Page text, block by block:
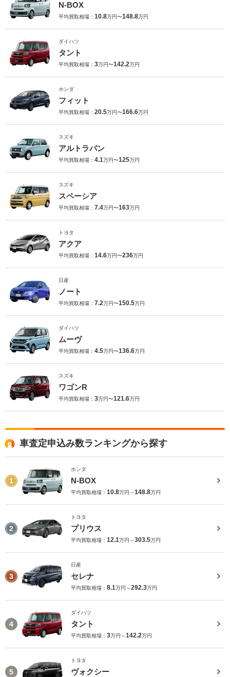
N-BOX
平均買取相場： 10.8万円〜148.8万円
ダイハツ
タント
平均買取相場： 3万円〜142.2万円
ホンダ
フィット
平均買取相場： 20.5万円〜166.6万円
スズキ
アルトラパン
平均買取相場： 4.1万円〜125万円
スズキ
スペーシア
平均買取相場： 7.4万円〜163万円
トヨタ
アクア
平均買取相場： 14.6万円〜236万円
日産
ノート
平均買取相場： 7.2万円〜150.5万円
ダイハツ
ムーヴ
平均買取相場： 4.5万円〜136.6万円
スズキ
ワゴンR
平均買取相場： 3万円〜121.6万円
車査定申込み数ランキングから探す
1
ホンダ
N-BOX
平均買取相場： 10.8万円～148.8万円
2
トヨタ
プリウス
平均買取相場： 12.1万円～303.5万円
3
日産
セレナ
平均買取相場： 8.1万円～292.3万円
4
ダイハツ
タント
平均買取相場： 3万円～142.2万円
5
トヨタ
ヴォクシー